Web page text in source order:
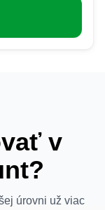
v
úrovni už viac